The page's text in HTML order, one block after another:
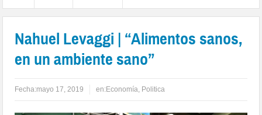
Nahuel Levaggi | “Alimentos sanos,
en un ambiente sano”
Fecha:mayo 17, 2019 en:Economía, Politica